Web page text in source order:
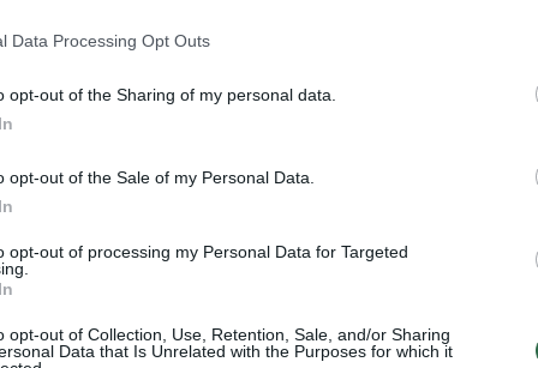
Data Processing Opt Outs
opt-out of the Sharing of my personal data.
opt-out of the Sale of my Personal Data.
opt-out of processing my Personal Data for Targeted
opt-out of Collection, Use, Retention, Sale, and/or Sharing
Data that Is Unrelated with the Purposes for which it
ir etileno dujas, todėl bananai greičiau
o kekės kotą apvynioti maistine plėvele ar
laikyti atokiau nuo kitų vaisių,
ar avokadų.
bananas pradėjo ruduoti, ant jo žievės